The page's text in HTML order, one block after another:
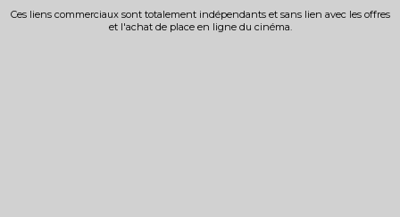
Ces liens commerciaux sont totalement indépendants et sans lien avec les offres
et l'achat de place en ligne du cinéma.